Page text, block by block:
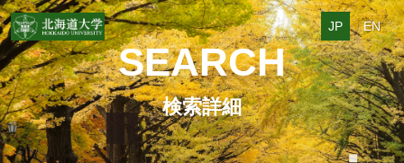
JP EN
SEARCH
検索詳細